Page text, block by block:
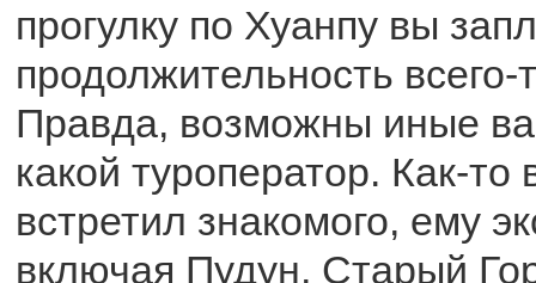
прогулку по Хуанпу вы
продолжительность всего-
Правда, возможны иные
какой туроператор. Как-
встретил знакомого, ему
включая Пудун, Старый